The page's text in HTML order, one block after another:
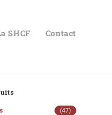
SHCF Contact
(47)